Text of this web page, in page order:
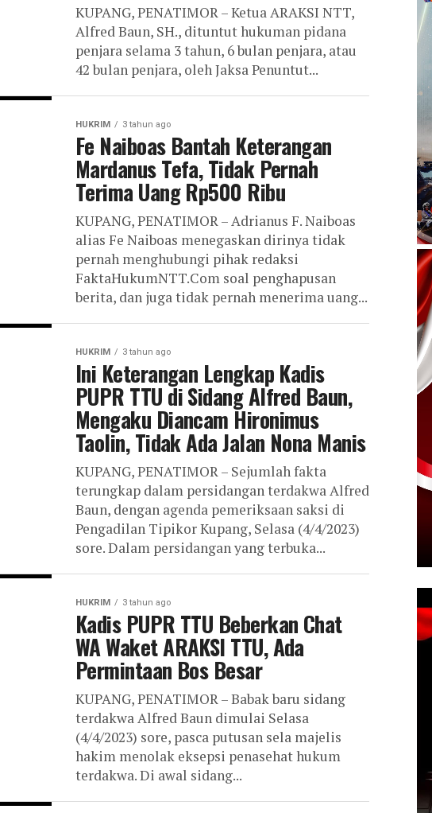
KUPANG, PENATIMOR – Ketua ARAKSI NTT,
Alfred Baun, SH., dituntut hukuman pidana
penjara selama 3 tahun, 6 bulan penjara, atau
42 bulan penjara, oleh Jaksa Penuntut...
HUKRIM 3 tahun ago
Fe Naiboas Bantah Keterangan
Mardanus Tefa, Tidak Pernah
Terima Uang Rp500 Ribu
KUPANG, PENATIMOR – Adrianus F. Naiboas
alias Fe Naiboas menegaskan dirinya tidak
pernah menghubungi pihak redaksi
FaktaHukumNTT.Com soal penghapusan
berita, dan juga tidak pernah menerima uang...
HUKRIM 3 tahun ago
Ini Keterangan Lengkap Kadis
PUPR TTU di Sidang Alfred Baun,
Mengaku Diancam Hironimus
Taolin, Tidak Ada Jalan Nona Manis
KUPANG, PENATIMOR – Sejumlah fakta
terungkap dalam persidangan terdakwa Alfred
Baun, dengan agenda pemeriksaan saksi di
Pengadilan Tipikor Kupang, Selasa (4/4/2023)
sore. Dalam persidangan yang terbuka...
HUKRIM 3 tahun ago
Kadis PUPR TTU Beberkan Chat
WA Waket ARAKSI TTU, Ada
Permintaan Bos Besar
KUPANG, PENATIMOR – Babak baru sidang
terdakwa Alfred Baun dimulai Selasa
(4/4/2023) sore, pasca putusan sela majelis
hakim menolak eksepsi penasehat hukum
terdakwa. Di awal sidang...